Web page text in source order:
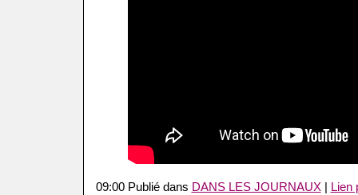
09:00 Publié dans DANS LES JOURNAUX|
Lien